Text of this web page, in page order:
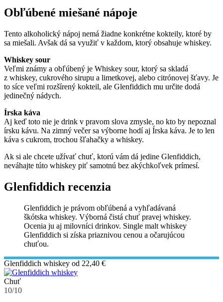
Obľúbené miešané nápoje
Tento alkoholický nápoj nemá žiadne konkrétne kokteily, ktoré by
sa miešali. Avšak dá sa využiť v každom, ktorý obsahuje whiskey.
Whiskey sour
Veľmi známy a obľúbený je Whiskey sour, ktorý sa skladá
z whiskey, cukrového sirupu a limetkovej, alebo citrónovej šťavy. Je
to síce veľmi rozšírený kokteil, ale Glenfiddich mu určite dodá
jedinečný nádych.
Írska káva
Aj keď toto nie je drink v pravom slova zmysle, no kto by nepoznal
írsku kávu. Na zimný večer sa výborne hodí aj Írska káva. Je to len
káva s cukrom, trochou šľahačky a whiskey.
Ak si ale chcete užívať chuť, ktorú vám dá jedine Glenfiddich,
neváhajte túto whiskey piť samotnú bez akýchkoľvek prímesí.
Glenfiddich recenzia
Glenfiddich je právom obľúbená a vyhľadávaná
škótska whiskey. Výborná čistá chuť pravej whiskey.
Ocenia ju aj milovníci drinkov. Single malt whiskey
Glenfiddich si získa priaznivou cenou a očarujúcou
chuťou.
Glenfiddich whiskey od 22,40 €
Chuť
10/10